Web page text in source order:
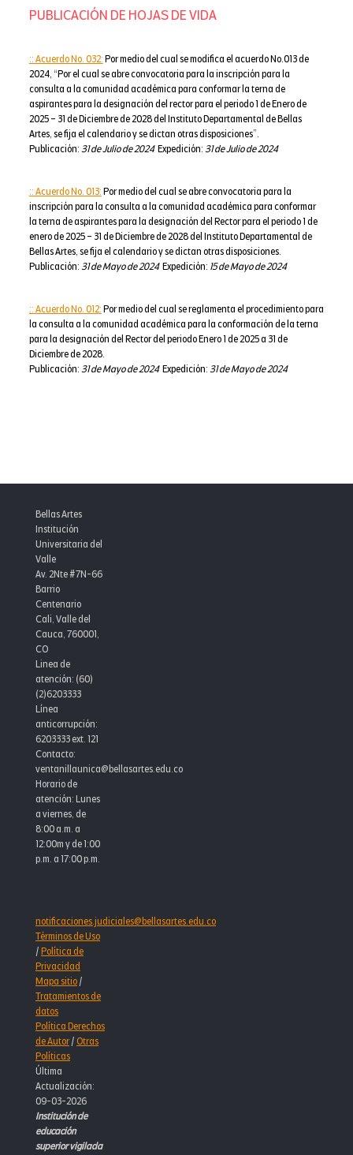
PUBLICACIÓN DE HOJAS DE VIDA
:: Acuerdo No. 032:Por medio del cual se modifica el acuerdo No.013 de
2024, “Por el cual se abre convocatoria para la inscripción para la
consulta a la comunidad académica para conformar la terna de
aspirantes para la designación del rector para el periodo 1 de Enero de
2025 – 31 de Diciembre de 2028 del Instituto Departamental de Bellas
Artes, se fija el calendario y se dictan otras disposiciones”.
Publicación:31 de Julio de 2024 Expedición:31 de Julio de 2024
:: Acuerdo No. 013:Por medio del cual se abre convocatoria para la
inscripción para la consulta a la comunidad académica para conformar
la terna de aspirantes para la designación del Rector para el periodo 1 de
enero de 2025 – 31 de Diciembre de 2028 del Instituto Departamental de
Bellas Artes, se fija el calendario y se dictan otras disposiciones.
Publicación:31 de Mayo de 2024 Expedición: 15 de Mayo de 2024
:: Acuerdo No. 012:Por medio del cual se reglamenta el procedimiento para
la consulta a la comunidad académica para la conformación de la terna
para la designación del Rector del periodo Enero 1 de 2025 a 31 de
Diciembre de 2028.
Publicación:31 de Mayo de 2024 Expedición:31 de Mayo de 2024
Bellas Artes
Institución
Universitaria del
Valle
Av. 2Nte #7N-66
Barrio
Centenario
Cali, Valle del
Cauca, 760001,
CO
Linea de
atención: (60)
(2)6203333
Línea
anticorrupción:
6203333 ext. 121
Contacto:
ventanillaunica@bellasartes.edu.co
Horario de
atención: Lunes
a viernes, de
8:00 a.m. a
12:00m y de 1:00
p.m. a 17:00 p.m.
notificaciones.judiciales@bellasartes.edu.co
Términos de Uso
/Política de
Privacidad
Mapa sitio/
Tratamientos de
datos
Política Derechos
de Autor/Otras
Políticas
Última
Actualización:
09-03-2026
Institución de
educación
superior vigilada